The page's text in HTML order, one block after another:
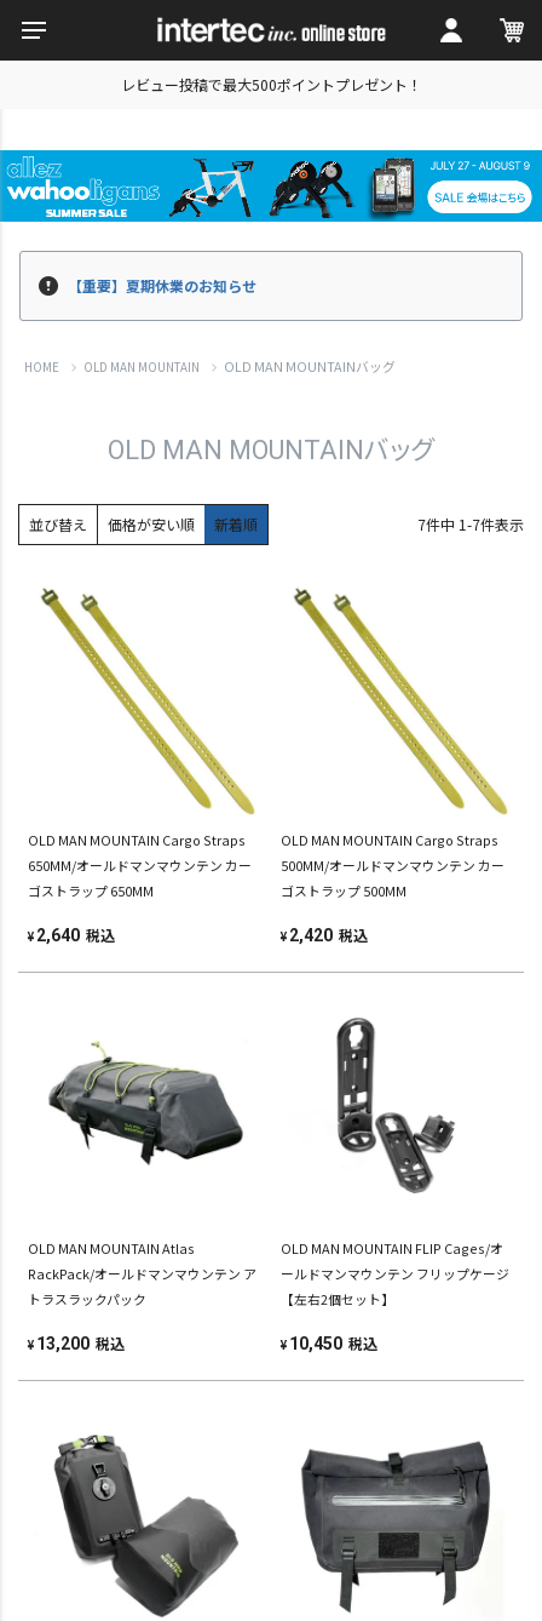
レビュー投稿で最大500ポイントプレゼント！
【重要】夏期休業のお知らせ
HOME OLD MAN MOUNTAIN OLD MAN MOUNTAINバッグ
OLD MAN MOUNTAINバッグ
並び替え 価格が安い順 新着順 7件中 1-7件表示
OLD MAN MOUNTAIN Cargo Straps
650MM/オールドマンマウンテン カー
ゴストラップ 650MM
¥ 2,640 税込
OLD MAN MOUNTAIN Cargo Straps
500MM/オールドマンマウンテン カー
ゴストラップ 500MM
¥ 2,420 税込
OLD MAN MOUNTAIN Atlas
RackPack/オールドマンマウンテン ア
トラスラックパック
¥ 13,200 税込
OLD MAN MOUNTAIN FLIP Cages/オ
ールドマンマウンテン フリップケージ
【左右2個セット】
¥ 10,450 税込